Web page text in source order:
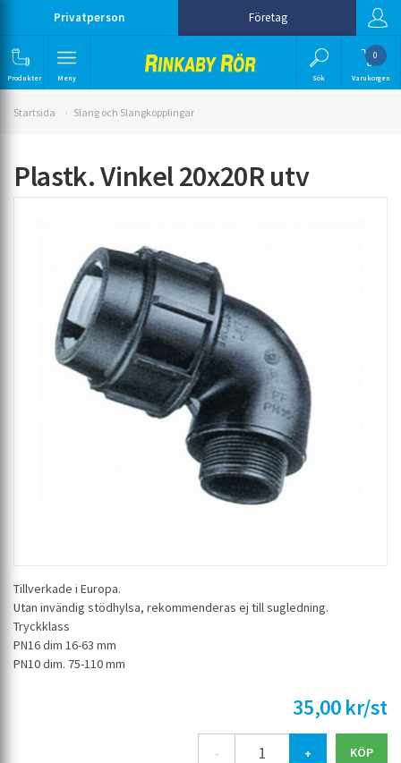
Privatperson Företag
Produkter Meny Sök
0
Varukorgen
Startsida Slang och Slangkopplingar
Plastk. Vinkel 20x20R utv
Tillverkade i Europa.
Utan invändig stödhylsa, rekommenderas ej till sugledning.
Tryckklass
PN16 dim 16-63 mm
PN10 dim. 75-110 mm
35,00 kr/st
- +